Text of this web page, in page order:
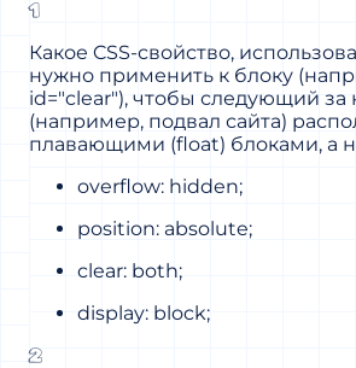
1
Какое CSS-свойство,
нужно применить к блоку
id="clear"), чтобы следующий
(например, подвал сайта)
плавающими (float) блоками, а
overflow: hidden;
position: absolute;
clear: both;
display: block;
2